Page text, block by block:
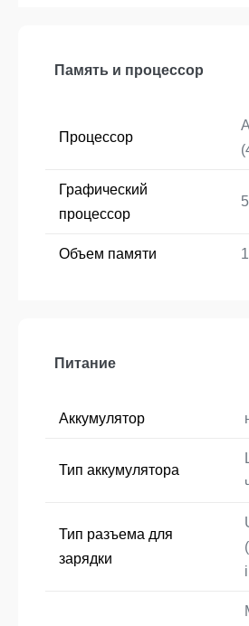
Память и процессор
Процессор
Графический
процессор
Объем памяти
Питание
Аккумулятор
Тип аккумулятора
Тип разъема для
зарядки